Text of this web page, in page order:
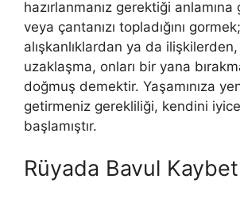
hazırlanmanız gerektiği anlamına
veya çantanızı topladığını
alışkanlık­lardan ya da
uzaklaşma, onları bir yana
doğmuş demektir. Yaşamınıza
ge­tirmeniz gerekliliği, kendini
başlamıştır.
Rüyada Bavul